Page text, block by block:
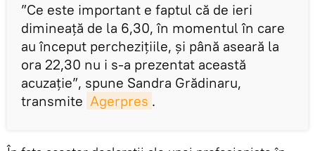
”Ce este important e faptul că de ieri
dimineaţă de la 6,30, în momentul în care
au început percheziţiile, şi până aseară la
ora 22,30 nu i s-a prezentat această
acuzaţie”, spune Sandra Grădinaru,
transmite Agerpres .